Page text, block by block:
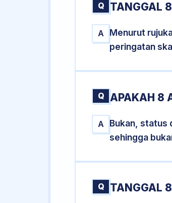
Q TANGGAL
A
Menurut
peringatan
Q APAKAH 8
A
Bukan, status
sehingga
Q TANGGAL